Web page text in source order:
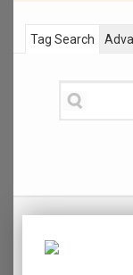
Tag Search